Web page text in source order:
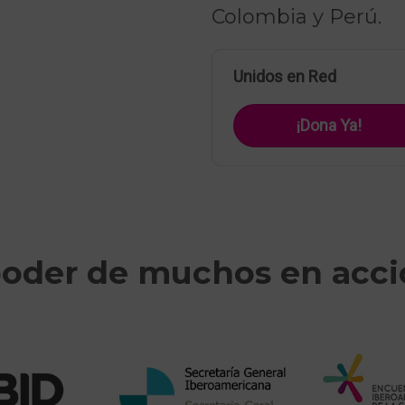
Colombia y Perú.
Unidos en Red
¡Dona Ya!
de muchos en